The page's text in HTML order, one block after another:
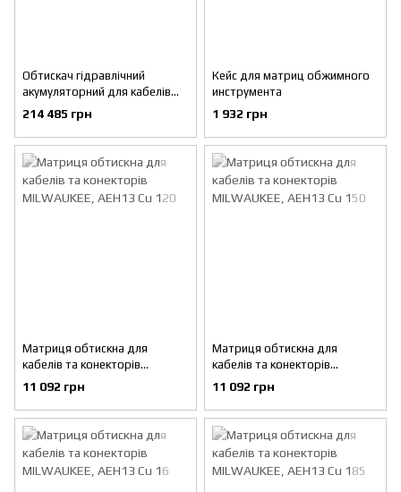
Обтискач гідравлічний
акумуляторний для кабелів
MILWAUKEE, M18 HDCT-202C
(зарядний пристрій М12-18 С,
2 акумулятори М18 В2 2Аг,
214 485 грн
Кейс для матриц обжимного
инструмента
1 932 грн
Матриця обтискна для
кабелів та конекторів
MILWAUKEE, AEH13 Cu 120
11 092 грн
Матриця обтискна для
кабелів та конекторів
MILWAUKEE, AEH13 Cu 150
11 092 грн